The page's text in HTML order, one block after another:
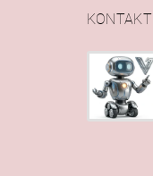
KONTAKT